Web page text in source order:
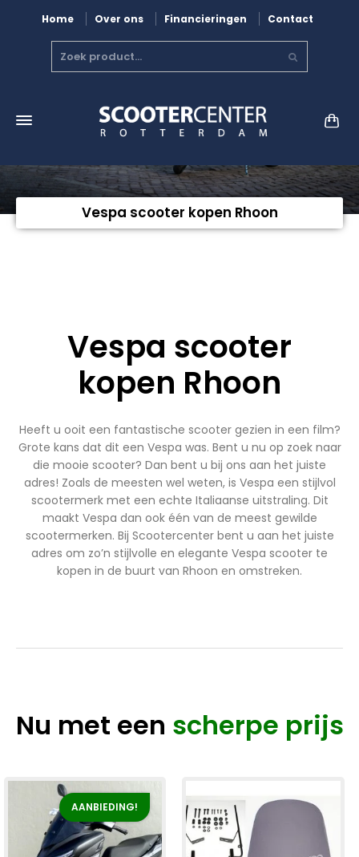
Home Over ons Financieringen Contact
Vespa scooter kopen Rhoon
Vespa scooter
kopen Rhoon
Heeft u ooit een fantastische scooter gezien in een film?
Grote kans dat dit een Vespa was. Bent u nu op zoek naar
die mooie scooter? Dan bent u bij ons aan het juiste
adres! Zoals de meesten wel weten, is Vespa een stijlvol
scootermerk met een echte Italiaanse uitstraling. Dit
maakt Vespa dan ook één van de meest gewilde
scootermerken. Bij Scootercenter bent u aan het juiste
adres om zo’n stijlvolle en elegante Vespa scooter te
kopen in de buurt van Rhoon en omstreken.
Nu met een scherpe prijs
AANBIEDING!